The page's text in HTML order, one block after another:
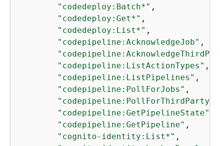
"codedeploy:Batch*" ,
"codedeploy:Get*" ,
"codedeploy:List*" ,
"codepipeline:AcknowledgeJob" ,
"codepipeline:ListActionTypes" ,
"codepipeline:ListPipelines" ,
"codepipeline:PollForJobs" ,
"codepipeline:GetPipelineState"
"codepipeline:GetPipeline" ,
"cognito-identity:List*" ,